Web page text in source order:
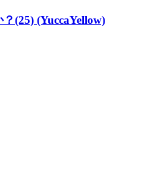
(25) (YuccaYellow)